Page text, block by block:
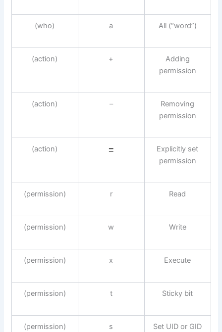
All (“word”)
a
(who)
Adding
permission
+
(action)
Removing
permission
–
(action)
Explicitly set
permission
=
(action)
Read
r
(permission)
Write
w
(permission)
Execute
x
(permission)
Sticky bit
t
(permission)
Set UID or GID
s
(permission)